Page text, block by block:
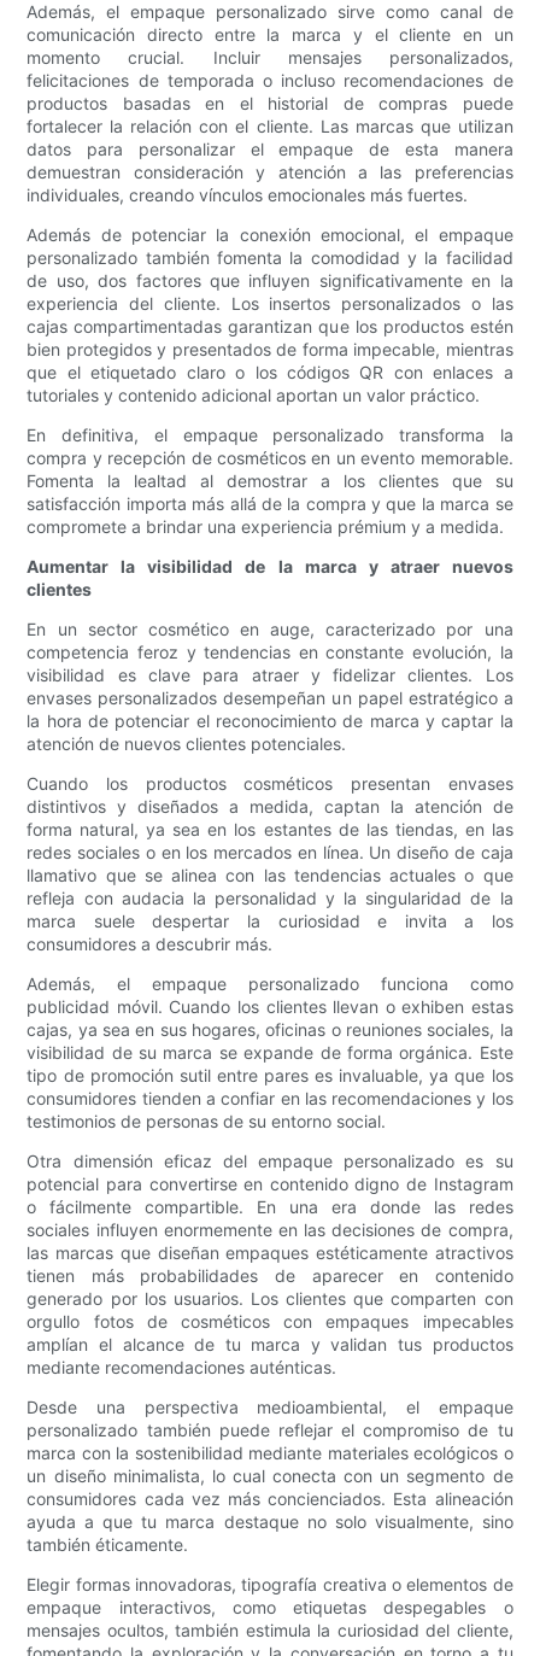
Además, el empaque personalizado sirve como canal de
comunicación directo entre la marca y el cliente en un
momento crucial. Incluir mensajes personalizados,
felicitaciones de temporada o incluso recomendaciones de
productos basadas en el historial de compras puede
fortalecer la relación con el cliente. Las marcas que utilizan
datos para personalizar el empaque de esta manera
demuestran consideración y atención a las preferencias
individuales, creando vínculos emocionales más fuertes.
Además de potenciar la conexión emocional, el empaque
personalizado también fomenta la comodidad y la facilidad
de uso, dos factores que influyen significativamente en la
experiencia del cliente. Los insertos personalizados o las
cajas compartimentadas garantizan que los productos estén
bien protegidos y presentados de forma impecable, mientras
que el etiquetado claro o los códigos QR con enlaces a
tutoriales y contenido adicional aportan un valor práctico.
En definitiva, el empaque personalizado transforma la
compra y recepción de cosméticos en un evento memorable.
Fomenta la lealtad al demostrar a los clientes que su
satisfacción importa más allá de la compra y que la marca se
compromete a brindar una experiencia prémium y a medida.
Aumentar la visibilidad de la marca y atraer nuevos
clientes
En un sector cosmético en auge, caracterizado por una
competencia feroz y tendencias en constante evolución, la
visibilidad es clave para atraer y fidelizar clientes. Los
envases personalizados desempeñan un papel estratégico a
la hora de potenciar el reconocimiento de marca y captar la
atención de nuevos clientes potenciales.
Cuando los productos cosméticos presentan envases
distintivos y diseñados a medida, captan la atención de
forma natural, ya sea en los estantes de las tiendas, en las
redes sociales o en los mercados en línea. Un diseño de caja
llamativo que se alinea con las tendencias actuales o que
refleja con audacia la personalidad y la singularidad de la
marca suele despertar la curiosidad e invita a los
consumidores a descubrir más.
Además, el empaque personalizado funciona como
publicidad móvil. Cuando los clientes llevan o exhiben estas
cajas, ya sea en sus hogares, oficinas o reuniones sociales, la
visibilidad de su marca se expande de forma orgánica. Este
tipo de promoción sutil entre pares es invaluable, ya que los
consumidores tienden a confiar en las recomendaciones y los
testimonios de personas de su entorno social.
Otra dimensión eficaz del empaque personalizado es su
potencial para convertirse en contenido digno de Instagram
o fácilmente compartible. En una era donde las redes
sociales influyen enormemente en las decisiones de compra,
las marcas que diseñan empaques estéticamente atractivos
tienen más probabilidades de aparecer en contenido
generado por los usuarios. Los clientes que comparten con
orgullo fotos de cosméticos con empaques impecables
amplían el alcance de tu marca y validan tus productos
mediante recomendaciones auténticas.
Desde una perspectiva medioambiental, el empaque
personalizado también puede reflejar el compromiso de tu
marca con la sostenibilidad mediante materiales ecológicos o
un diseño minimalista, lo cual conecta con un segmento de
consumidores cada vez más concienciados. Esta alineación
ayuda a que tu marca destaque no solo visualmente, sino
también éticamente.
Elegir formas innovadoras, tipografía creativa o elementos de
empaque interactivos, como etiquetas despegables o
mensajes ocultos, también estimula la curiosidad del cliente,